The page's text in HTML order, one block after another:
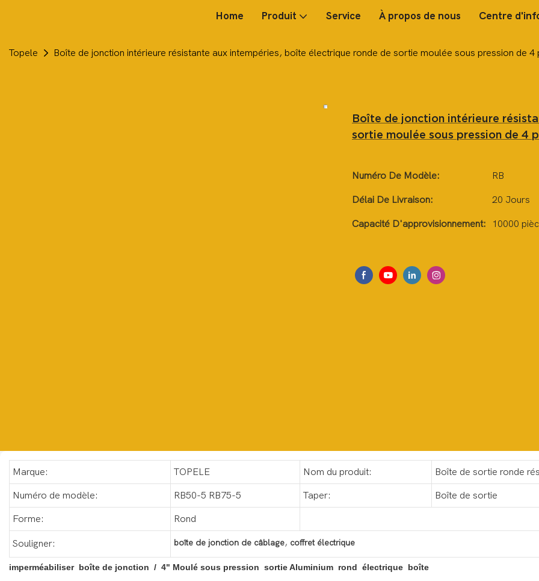
Home Produit Service À propos de nous Centre
Topele Boîte de jonction intérieure résistante aux intempéries, boîte électrique ronde de sortie moulée sous pression de 4
Boîte de jonction intérieure
sortie moulée sous pression de 4
Numéro De Modèle: RB
Délai De Livraison: 20 Jours
Capacité D'approvisionnement: 10000
Marque: TOPELE Nom du produit: Boîte de sortie ronde
Numéro de modèle: RB50-5 RB75-5 Taper: Boîte de sortie
Forme: Rond
Souligner: boîte de jonction de câblage, coffret électrique
imperméabiliser boîte de jonction / 4" Moulé sous pression sortie Aluminium rond électrique boîte